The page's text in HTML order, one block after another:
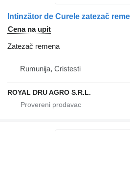
Cena na upit
Zatezač remena
Rumunija, Cristesti
ROYAL DRU AGRO S.R.L.